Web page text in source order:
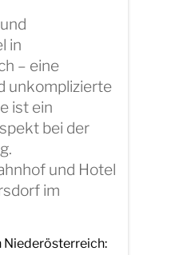
in
– eine
unkomplizierte
ist ein
bei der
und Hotel
im
Niederösterreich: